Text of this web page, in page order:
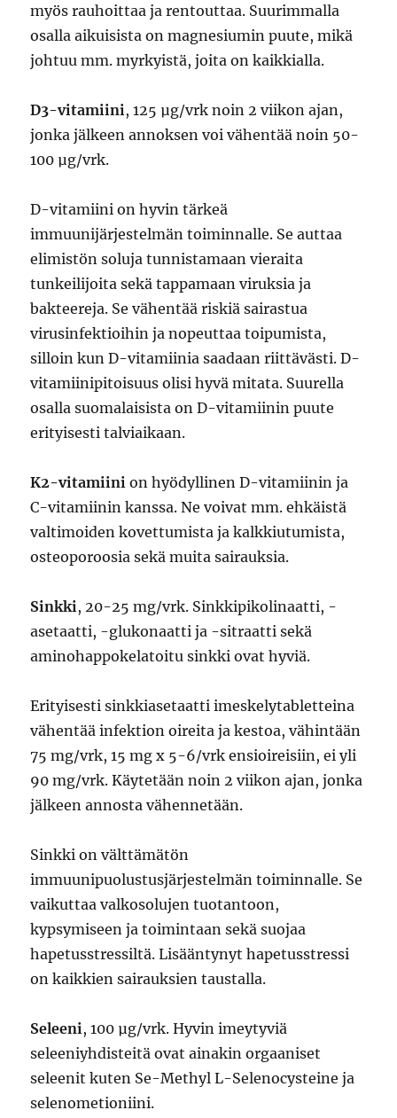
myös rauhoittaa ja rentouttaa. Suurimmalla
osalla aikuisista on magnesiumin puute, mikä
johtuu mm. myrkyistä, joita on kaikkialla.
D3-vitamiini , 125 µg/vrk noin 2 viikon ajan,
jonka jälkeen annoksen voi vähentää noin 50-
100 µg/vrk.
D-vitamiini on hyvin tärkeä
immuunijärjestelmän toiminnalle. Se auttaa
elimistön soluja tunnistamaan vieraita
tunkeilijoita sekä tappamaan viruksia ja
bakteereja. Se vähentää riskiä sairastua
virusinfektioihin ja nopeuttaa toipumista,
silloin kun D-vitamiinia saadaan riittävästi. D-
vitamiinipitoisuus olisi hyvä mitata. Suurella
osalla suomalaisista on D-vitamiinin puute
erityisesti talviaikaan.
K2-vitamiinion hyödyllinen D-vitamiinin ja
C-vitamiinin kanssa. Ne voivat mm. ehkäistä
valtimoiden kovettumista ja kalkkiutumista,
osteoporoosia sekä muita sairauksia.
Sinkki , 20-25 mg/vrk. Sinkkipikolinaatti, -
asetaatti, -glukonaatti ja -sitraatti sekä
aminohappokelatoitu sinkki ovat hyviä.
Erityisesti sinkkiasetaatti imeskelytabletteina
vähentää infektion oireita ja kestoa, vähintään
75 mg/vrk, 15 mg x 5-6/vrk ensioireisiin, ei yli
90 mg/vrk. Käytetään noin 2 viikon ajan, jonka
jälkeen annosta vähennetään.
Sinkki on välttämätön
immuunipuolustusjärjestelmän toiminnalle. Se
vaikuttaa valkosolujen tuotantoon,
kypsymiseen ja toimintaan sekä suojaa
hapetusstressiltä. Lisääntynyt hapetusstressi
on kaikkien sairauksien taustalla.
Seleeni , 100 µg/vrk. Hyvin imeytyviä
seleeniyhdisteitä ovat ainakin orgaaniset
seleenit kuten Se-Methyl L-Selenocysteine ja
selenometioniini.